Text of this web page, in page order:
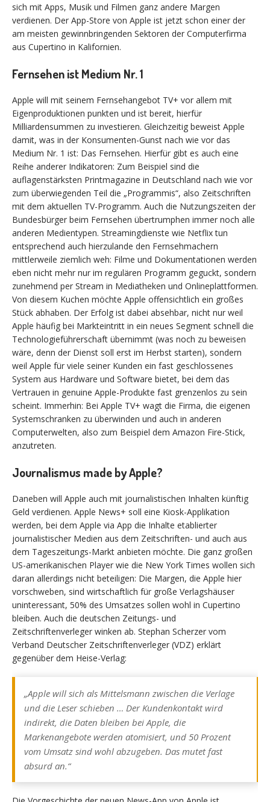
sich mit Apps, Musik und Filmen ganz andere Margen
verdienen. Der App-Store von Apple ist jetzt schon einer der
am meisten gewinnbringenden Sektoren der Computerfirma
aus Cupertino in Kalifornien.
Fernsehen ist Medium Nr. 1
Apple will mit seinem Fernsehangebot TV+ vor allem mit
Eigenproduktionen punkten und ist bereit, hierfür
Milliardensummen zu investieren. Gleichzeitig beweist Apple
damit, was in der Konsumenten-Gunst nach wie vor das
Medium Nr. 1 ist: Das Fernsehen. Hierfür gibt es auch eine
Reihe anderer Indikatoren: Zum Beispiel sind die
auflagenstärksten Printmagazine in Deutschland nach wie vor
zum überwiegenden Teil die „Programmis“, also Zeitschriften
mit dem aktuellen TV-Programm. Auch die Nutzungszeiten der
Bundesbürger beim Fernsehen übertrumphen immer noch alle
anderen Medientypen. Streamingdienste wie Netflix tun
entsprechend auch hierzulande den Fernsehmachern
mittlerweile ziemlich weh: Filme und Dokumentationen werden
eben nicht mehr nur im regulären Programm geguckt, sondern
zunehmend per Stream in Mediatheken und Onlineplattformen.
Von diesem Kuchen möchte Apple offensichtlich ein großes
Stück abhaben. Der Erfolg ist dabei absehbar, nicht nur weil
Apple häufig bei Markteintritt in ein neues Segment schnell die
Technologieführerschaft übernimmt (was noch zu beweisen
wäre, denn der Dienst soll erst im Herbst starten), sondern
weil Apple für viele seiner Kunden ein fast geschlossenes
System aus Hardware und Software bietet, bei dem das
Vertrauen in genuine Apple-Produkte fast grenzenlos zu sein
scheint. Immerhin: Bei Apple TV+ wagt die Firma, die eigenen
Systemschranken zu überwinden und auch in anderen
Computerwelten, also zum Beispiel dem Amazon Fire-Stick,
anzutreten.
Journalismus made by Apple?
Daneben will Apple auch mit journalistischen Inhalten künftig
Geld verdienen. Apple News+ soll eine Kiosk-Applikation
werden, bei dem Apple via App die Inhalte etablierter
journalistischer Medien aus dem Zeitschriften- und auch aus
dem Tageszeitungs-Markt anbieten möchte. Die ganz großen
US-amerikanischen Player wie die New York Times wollen sich
daran allerdings nicht beteiligen: Die Margen, die Apple hier
vorschweben, sind wirtschaftlich für große Verlagshäuser
uninteressant, 50% des Umsatzes sollen wohl in Cupertino
bleiben. Auch die deutschen Zeitungs- und
Zeitschriftenverleger winken ab. Stephan Scherzer vom
Verband Deutscher Zeitschriftenverleger (VDZ) erklärt
gegenüber dem Heise-Verlag:
„Apple will sich als Mittelsmann zwischen die Verlage
und die Leser schieben … Der Kundenkontakt wird
indirekt, die Daten bleiben bei Apple, die
Markenangebote werden atomisiert, und 50 Prozent
vom Umsatz sind wohl abzugeben. Das mutet fast
absurd an.“